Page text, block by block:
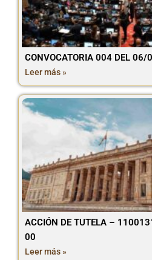
CONVOCATORIA 004 DEL
Leer más »
ACCIÓN DE TUTELA –
00
Leer más »